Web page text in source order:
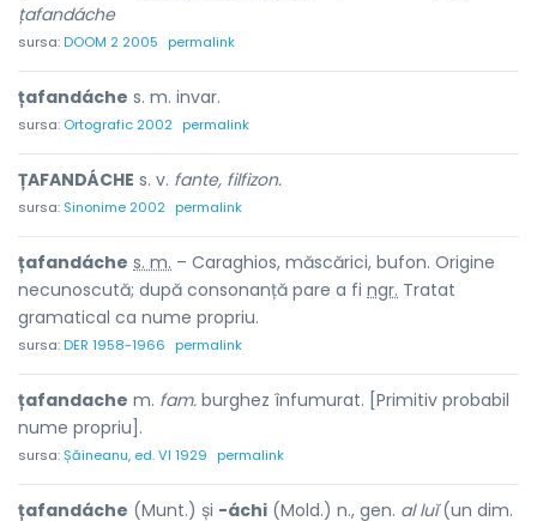
țafandáche
sursa:DOOM 2 2005 permalink
țafandáche s. m. invar.
sursa: Ortografic 2002 permalink
ȚAFANDÁCHE s. v. fante, filfizon.
sursa: Sinonime 2002 permalink
țafandáche s. m. – Caraghios, măscărici, bufon. Origine
necunoscută; după consonanță pare a fi ngr. Tratat
gramatical ca nume propriu.
sursa:DER 1958-1966 permalink
țafandache m. fam. burghez înfumurat. [Primitiv probabil
nume propriu].
sursa:Șăineanu, ed. VI 1929 permalink
țafandáche (Munt.) și -áchi (Mold.) n., gen. al luĭ(un dim.